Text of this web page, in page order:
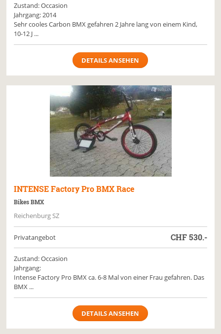
Zustand: Occasion
Jahrgang: 2014
Sehr cooles Carbon BMX gefahren 2 Jahre lang von einem Kind,
10-12 J ...
DETAILS ANSEHEN
INTENSE Factory Pro BMX Race
Bikes BMX
Reichenburg SZ
Privatangebot CHF530.-
Zustand: Occasion
Jahrgang:
Intense Factory Pro BMX ca. 6-8 Mal von einer Frau gefahren. Das
BMX ...
DETAILS ANSEHEN